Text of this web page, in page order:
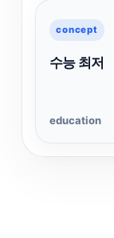
concept
수능 최저
education